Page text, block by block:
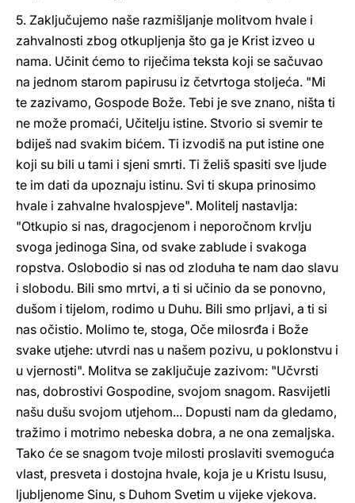
5. Zaključujemo naše razmišljanje molitvom hvale i
zahvalnosti zbog otkupljenja što ga je Krist izveo u
nama. Učinit ćemo to riječima teksta koji se sačuvao
na jednom starom papirusu iz četvrtoga stoljeća. "Mi
te zazivamo, Gospode Bože. Tebi je sve znano, ništa ti
ne može promaći, Učitelju istine. Stvorio si svemir te
bdiješ nad svakim bićem. Ti izvodiš na put istine one
koji su bili u tami i sjeni smrti. Ti želiš spasiti sve ljude
te im dati da upoznaju istinu. Svi ti skupa prinosimo
hvale i zahvalne hvalospjeve". Molitelj nastavlja:
"Otkupio si nas, dragocjenom i neporočnom krvlju
svoga jedinoga Sina, od svake zablude i svakoga
ropstva. Oslobodio si nas od zloduha te nam dao slavu
i slobodu. Bili smo mrtvi, a ti si učinio da se ponovno,
dušom i tijelom, rodimo u Duhu. Bili smo prljavi, a ti si
nas očistio. Molimo te, stoga, Oče milosrđa i Bože
svake utjehe: utvrdi nas u našem pozivu, u poklonstvu i
u vjernosti". Molitva se zaključuje zazivom: "Učvrsti
nas, dobrostivi Gospodine, svojom snagom. Rasvijetli
našu dušu svojom utjehom... Dopusti nam da gledamo,
tražimo i motrimo nebeska dobra, a ne ona zemaljska.
Tako će se snagom tvoje milosti proslaviti svemoguća
vlast, presveta i dostojna hvale, koja je u Kristu Isusu,
ljubljenome Sinu, s Duhom Svetim u vijeke vjekova.